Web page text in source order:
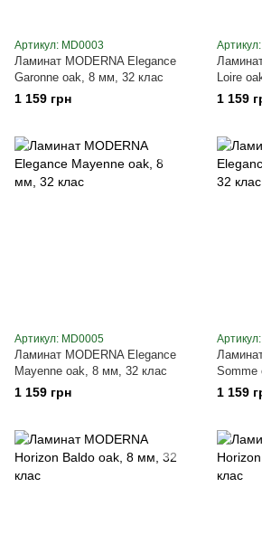
Артикул: MD0003
Ламинат MODERNA Elegance
Garonne oak, 8 мм, 32 клас
1 159 грн
Loire
1 159
Артикул: MD0005
Ламинат MODERNA Elegance
Mayenne oak, 8 мм, 32 клас
1 159 грн
Somme
1 159